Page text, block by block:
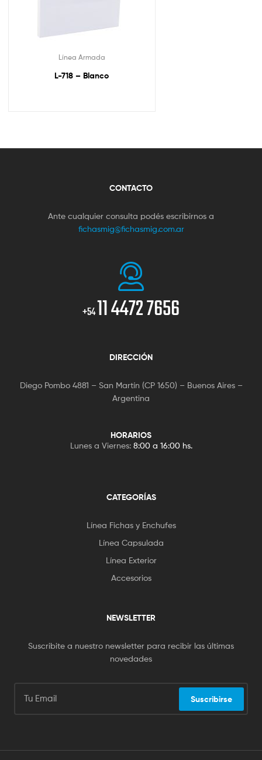
Línea Armada
L-718 – Blanco
CONTACTO
Ante cualquier consulta podés escribirnos a
fichasmig@fichasmig.com.ar
+5411 4472 7656
DIRECCIÓN
Diego Pombo 4881 – San Martín (CP 1650) – Buenos Aires –
Argentina
HORARIOS
Lunes a Viernes: 8:00 a 16:00 hs.
CATEGORÍAS
Línea Fichas y Enchufes
Línea Capsulada
Línea Exterior
Accesorios
NEWSLETTER
Suscribite a nuestro newsletter para recibir las últimas
novedades
Suscribirse